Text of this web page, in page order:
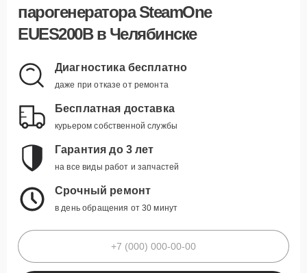
парогенератора SteamOne
EUES200B в Челябинске
Диагностика бесплатно
даже при отказе от ремонта
Бесплатная доставка
курьером собственной службы
Гарантия до 3 лет
на все виды работ и запчастей
Срочный ремонт
в день обращения от 30 минут